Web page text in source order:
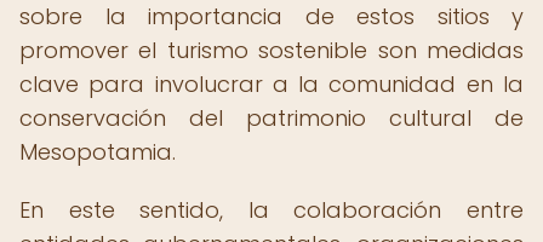
sobre la importancia de estos sitios y
promover el turismo sostenible son medidas
clave para involucrar a la comunidad en la
conservación del patrimonio cultural de
Mesopotamia.
En este sentido, la colaboración entre